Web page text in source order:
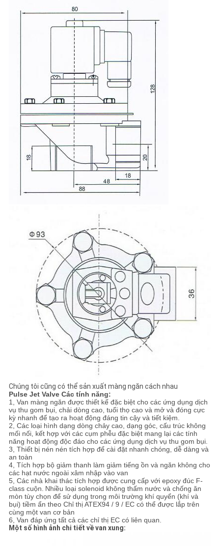
Chúng tôi cũng có thể sản xuất màng ngăn cách nhau
Pulse Jet Valve Các tính năng:
1, Van màng ngăn được thiết kế đặc biệt cho các ứng dụng dịch
vụ thu gom bụi, chải dòng cao, tuổi thọ cao và mở và đóng cực
kỳ nhanh để tạo ra hoạt động đáng tin cậy và tiết kiệm.
2, Các loại hình dạng dòng chảy cao, dạng góc, cấu trúc không
mối nối, kết hợp với các cụm phễu đặc biệt mang lại các tính
năng hoạt động độc đáo cho các ứng dụng dịch vụ thu gom bụi.
3, Thiết bị nén nén tích hợp để cài đặt nhanh chóng, dễ dàng và
an toàn
4, Tích hợp bộ giảm thanh làm giảm tiếng ồn và ngăn không cho
các hạt nước ngoài xâm nhập vào van
5, Các nhà khai thác tích hợp được cung cấp với epoxy đúc F-
class cuộn. Nhiều loại solenoid không thấm nước và chống ăn
mòn tùy chọn để sử dụng trong môi trường khí quyển (khí và
bụi) tiềm ẩn theo Chỉ thị ATEX94 / 9 / EC có thể được lắp trên
cùng một van cơ bản
6, Van đáp ứng tất cả các chỉ thị EC có liên quan.
Một số hình ảnh chi tiết về van xung: